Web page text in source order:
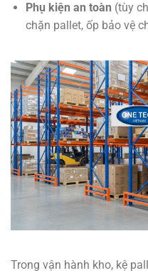
Phụ kiện an toàn (tùy
chặn pallet, ốp bảo vệ
Trong vận hành kho, kệ